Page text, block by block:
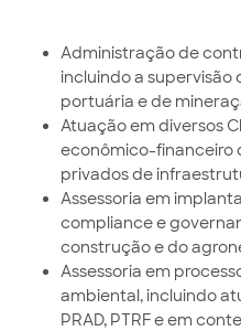
Administração de
incluindo a
portuária e de
Atuação em diversos
econômico-financeiro
privados de
Assessoria em
compliance e
construção e do
Assessoria em
ambiental, incluindo
PRAD, PTRF e em